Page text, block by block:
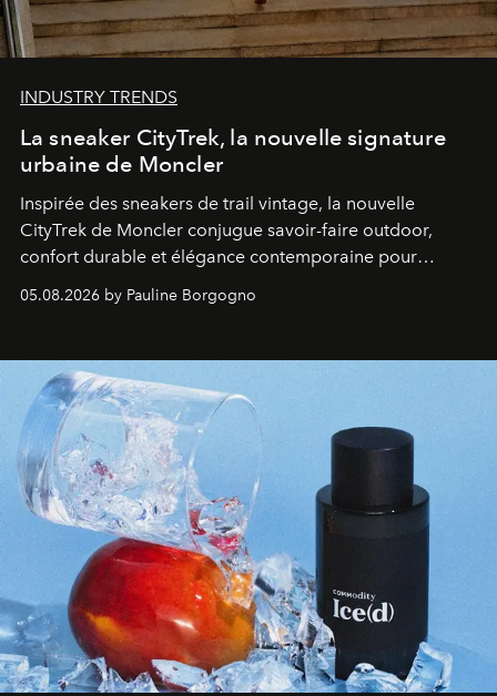
INDUSTRY TRENDS
La sneaker CityTrek, la nouvelle signature
urbaine de Moncler
Inspirée des sneakers de trail vintage, la nouvelle
CityTrek de Moncler conjugue savoir-faire outdoor,
confort durable et élégance contemporaine pour
accompagner les explorations du quotidien.
05.08.2026 by Pauline Borgogno